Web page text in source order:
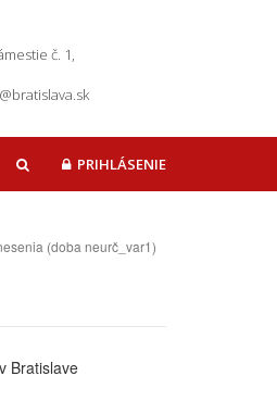
č. 1,
HĽADAŤPRIHLÁSENIE
(doba neurč_var1)
Bratislave